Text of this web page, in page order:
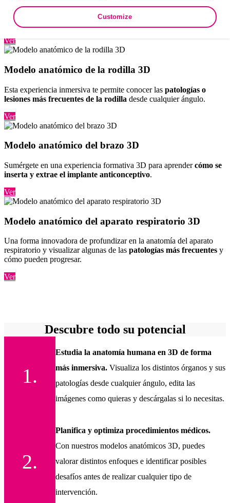
Con este modelo de un oído sano, estudiar la evolución de las
principales patologías
Ver
Modelo anatómico de la rodilla 3D
Esta experiencia inmersiva te permite conocer las patologías o
lesiones más frecuentes de la rodilla desde cualquier ángulo.
Ver
Modelo anatómico del brazo 3D
Sumérgete en una experiencia formativa 3D para aprendercómo se
inserta y extrae el implante anticonceptivo.
Ver
Modelo anatómico del aparato respiratorio 3D
Una forma innovadora de profundizar en la anatomía del aparato
respiratorio y visualizar algunas de las patologías más frecuentes y
cómo pueden progresar.
Ver
Descubre todo su potencial
1.
Estudia la anatomía humana en 3D de forma
más inmersiva. Visualiza los distintos órganos y sus
patologías desde cualquier ángulo, edita las
imágenes como quieras y descárgalas si lo necesitas.
2.
Planifica y optimiza procedimientos médicos.
Con nuestros modelos anatómicos 3D, puedes
valorar distintos enfoques e identificar posibles
desafíos antes de realizar cualquier tipo de
intervención.
Customize